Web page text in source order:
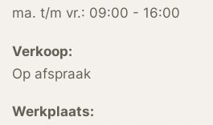
ma. t/m vr.: 09:00 - 16:00
Verkoop:
Op afspraak
Werkplaats: